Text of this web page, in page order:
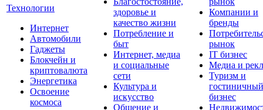
Технологии
Интернет
Автомобили
Гаджеты
Блокчейн и
криптовалюта
Энергетика
Освоение
космоса
здоровье и
качество жизни
Потребление и
быт
Интернет, медиа
и социальные
сети
Культура и
искусство
Общение и
Компании и
бренды
рынок
IT бизнес
Медиа и
Туризм и
гостиничный
бизнес